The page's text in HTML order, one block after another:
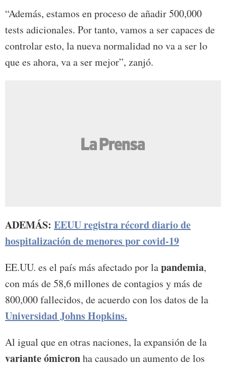
“Además, estamos en proceso de añadir 500,000
tests adicionales. Por tanto, vamos a ser capaces de
controlar esto, la nueva normalidad no va a ser lo
que es ahora, va a ser mejor”, zanjó.
ADEMÁS: EEUU registra récord diario de
hospitalización de menores por covid-19
EE.UU. es el país más afectado por lapandemia,
con más de 58,6 millones de contagios y más de
800,000 fallecidos, de acuerdo con los datos de la
Universidad Johns Hopkins.
Al igual que en otras naciones, la expansión de la
variante ómicronha causado un aumento de los